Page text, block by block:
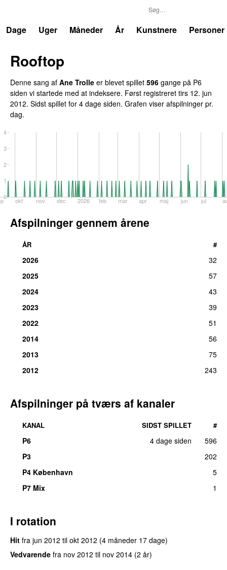
Dage
Uger Måneder År Kunstnere Personer
Rooftop
Denne sang af Ane Trolle er blevet spillet 596 gange på P6
siden vi startede med at indeksere. Først registreret tirs 12. jun
2012. Sidst spillet for 4 dage siden. Grafen viser afspilninger pr.
dag.
okt nov dec 2026 feb mar apr maj jun jul
0
1
2
3
4
Afspilninger gennem årene
ÅR #
2026
32
2025
57
2024
43
2023
39
2022
51
2014
56
2013
75
2012
243
Afspilninger på tværs af kanaler
KANAL SIDST SPILLET #
P6 4 dage siden
596
P3
202
P4 København
5
P7 Mix
1
I rotation
Hit fra jun 2012 til okt 2012 (4 måneder 17 dage)
Vedvarende fra nov 2012 til nov 2014 (2 år)